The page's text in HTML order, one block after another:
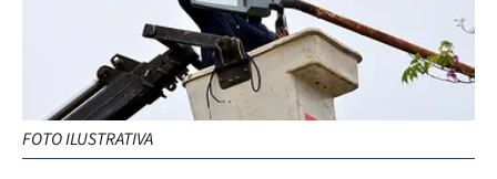
FOTO ILUSTRATIVA